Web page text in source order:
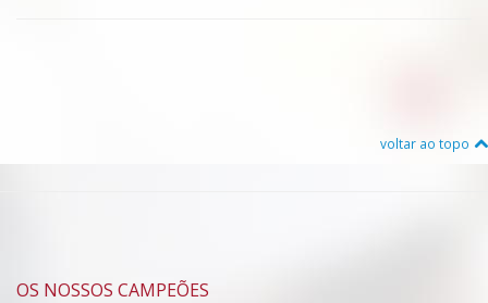
voltar ao topo
OS NOSSOS CAMPEÕES